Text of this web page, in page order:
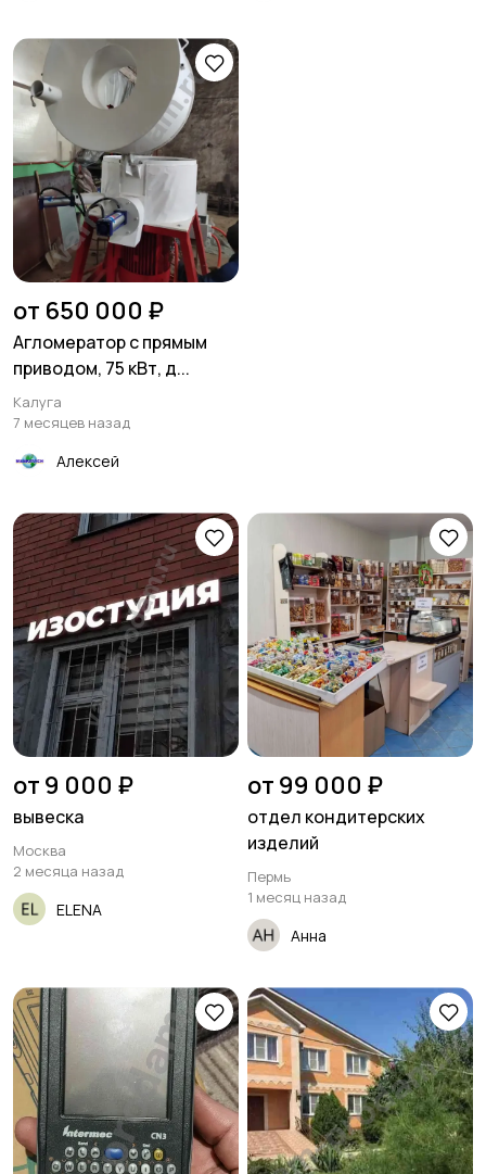
от 650 000 ₽
Агломератор с прямым
приводом, 75 кВт, д...
Калуга
7 месяцев назад
Алексей
от 9 000 ₽
вывеска
Москва
2 месяца назад
ELENA
от 99 000 ₽
отдел кондитерских
изделий
Пермь
1 месяц назад
Анна